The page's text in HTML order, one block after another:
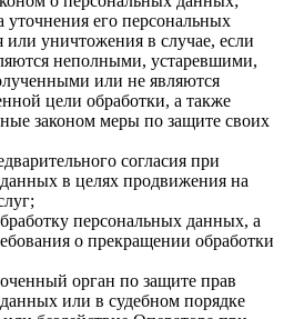
уточнения его персональных
уничтожения в случае, если
неполными, устаревшими,
или не являются
цели обработки, а также
законом меры по защите своих
согласия при
в целях продвижения на
персональных данных, а
о прекращении обработки
орган по защите прав
или в судебном порядке